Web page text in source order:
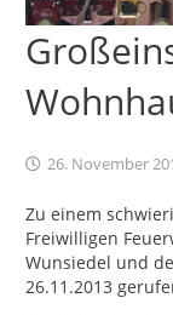
26. November
Zu einem
Freiwilligen
Wunsiedel und
26.11.2013